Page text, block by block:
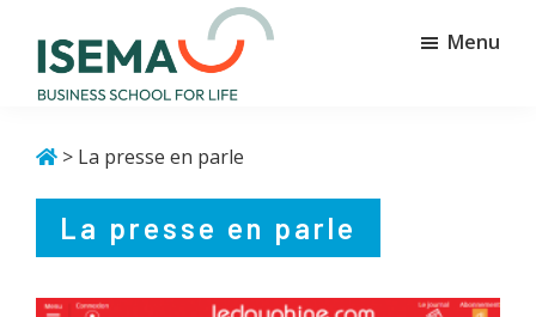
contenu
principal
pied
school
for
life
Menu
> La presse en parle
La presse en parle